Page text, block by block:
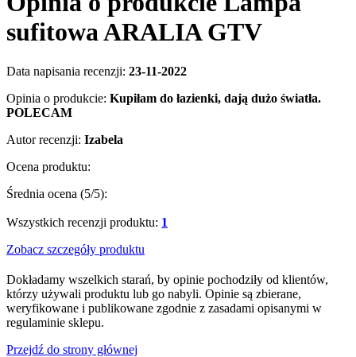
sufitowa ARALIA GTV
Data napisania recenzji: 23-11-2022
Opinia o produkcie: Kupiłam do łazienki, dają dużo światła.
POLECAM
Autor recenzji: Izabela
Ocena produktu:
Średnia ocena (5/5):
Wszystkich recenzji produktu: 1
Zobacz szczegóły produktu
Dokładamy wszelkich starań, by opinie pochodziły od klientów,
którzy używali produktu lub go nabyli. Opinie są zbierane,
weryfikowane i publikowane zgodnie z zasadami opisanymi w
regulaminie sklepu.
Przejdź do strony głównej